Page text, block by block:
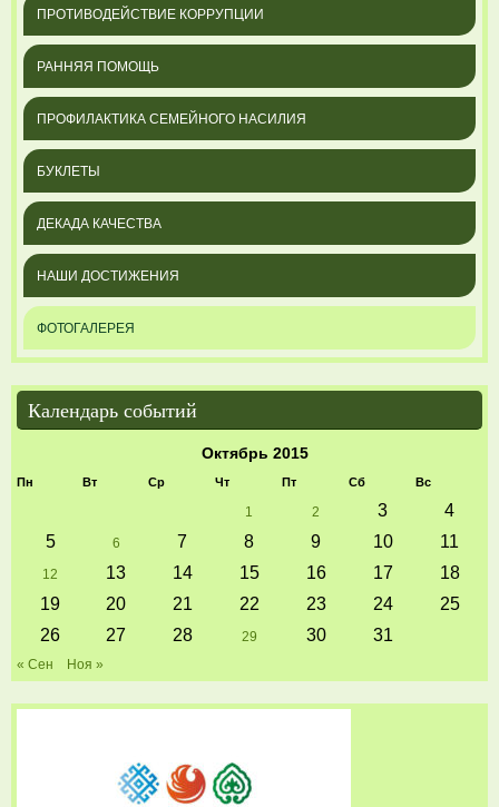
ПРОТИВОДЕЙСТВИЕ КОРРУПЦИИ
РАННЯЯ ПОМОЩЬ
ПРОФИЛАКТИКА СЕМЕЙНОГО НАСИЛИЯ
БУКЛЕТЫ
ДЕКАДА КАЧЕСТВА
НАШИ ДОСТИЖЕНИЯ
ФОТОГАЛЕРЕЯ
Календарь событий
Октябрь 2015
Пн Вт Ср Чт Пт Сб Вс
1 2 3
4
5
6 7 8 9 10 11
12 13 14 15 16 17
18
19
20 21 22 23 24
25
26
27 28 29 30 31
« Сен Ноя »